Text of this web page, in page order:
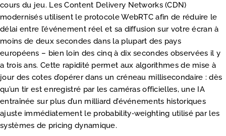
cours du jeu. Les Content Delivery Networks (CDN)
modernisés utilisent le protocole WebRTC afin de réduire le
délai entre l’événement réel et sa diffusion sur votre écran à
moins de deux secondes dans la plupart des pays
européens – bien loin des cinq à dix secondes observées il y
a trois ans. Cette rapidité permet aux algorithmes de mise à
jour des cotes d’opérer dans un créneau millisecondaire : dès
qu’un tir est enregistré par les caméras officielles, une IA
entraînée sur plus d’un milliard d’événements historiques
ajuste immédiatement le probability‑weighting utilisé par les
systèmes de pricing dynamique.